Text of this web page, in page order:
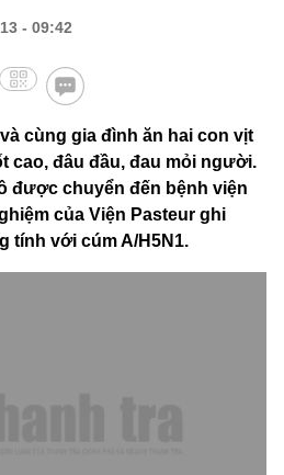
- 09:42
cùng gia đình ăn hai con vịt
cao, đâu đầu, đau mỏi người.
được chuyển đến bệnh viện
của Viện Pasteur ghi
tính với cúm A/H5N1.